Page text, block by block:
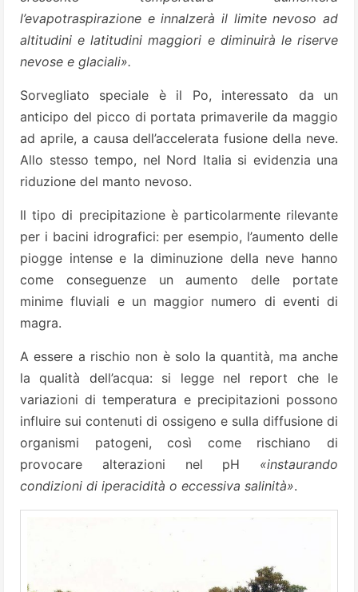
l’evapotraspirazione e innalzerà il limite nevoso ad
altitudini e latitudini maggiori e diminuirà le riserve
nevose e glaciali».
Sorvegliato speciale è il Po, interessato da un
anticipo del picco di portata primaverile da maggio
ad aprile, a causa dell’accelerata fusione della neve.
Allo stesso tempo, nel Nord Italia si evidenzia una
riduzione del manto nevoso.
Il tipo di precipitazione è particolarmente rilevante
per i bacini idrografici: per esempio, l’aumento delle
piogge intense e la diminuzione della neve hanno
come conseguenze un aumento delle portate
minime fluviali e un maggior numero di eventi di
magra.
A essere a rischio non è solo la quantità, ma anche
la qualità dell’acqua: si legge nel report che le
variazioni di temperatura e precipitazioni possono
influire sui contenuti di ossigeno e sulla diffusione di
organismi patogeni, così come rischiano di
provocare alterazioni nel pH «instaurando
condizioni di iperacidità o eccessiva salinità».